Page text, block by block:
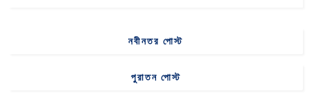
নবীনতর পোস্ট
পুরাতন পোস্ট